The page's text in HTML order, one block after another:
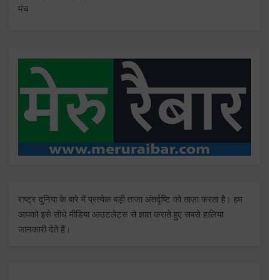
मंच
राष्ट्र दुनिया के बारे में प्रत्येक बड़ी ताजा अंतर्दृष्टि को ताज़ा करता है। हम
आपको इसे सीधे मीडिया आउटलेट्स से ज्ञात कराते हुए सबसे हालिया
जानकारी देते हैं।